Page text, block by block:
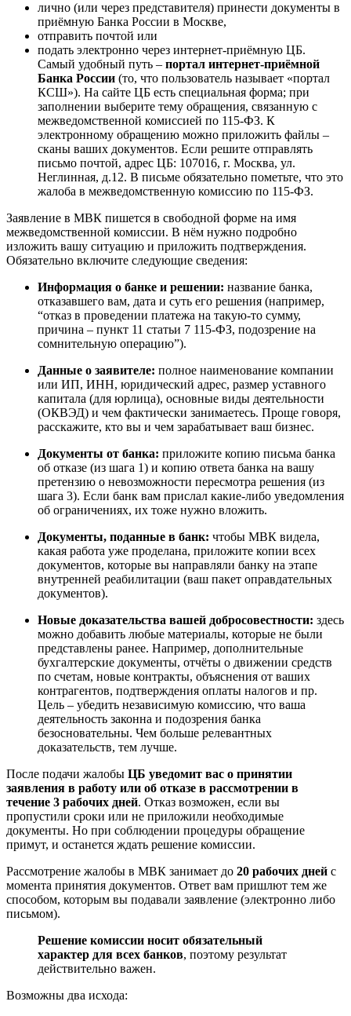
лично (или через представителя) принести документы в
приёмную Банка России в Москве,
отправить почтой или
подать электронно через интернет-приёмную ЦБ.
Самый удобный путь – портал интернет-приёмной
Банка России (то, что пользователь называет «портал
КСШ»). На сайте ЦБ есть специальная форма; при
заполнении выберите тему обращения, связанную с
межведомственной комиссией по 115-ФЗ. К
электронному обращению можно приложить файлы –
сканы ваших документов. Если решите отправлять
письмо почтой, адрес ЦБ: 107016, г. Москва, ул.
Неглинная, д.12. В письме обязательно пометьте, что это
жалоба в межведомственную комиссию по 115-ФЗ.
Заявление в МВК пишется в свободной форме на имя
межведомственной комиссии. В нём нужно подробно
изложить вашу ситуацию и приложить подтверждения.
Обязательно включите следующие сведения:
Информация о банке и решении: название банка,
отказавшего вам, дата и суть его решения (например,
“отказ в проведении платежа на такую-то сумму,
причина – пункт 11 статьи 7 115-ФЗ, подозрение на
сомнительную операцию”).
Данные о заявителе: полное наименование компании
или ИП, ИНН, юридический адрес, размер уставного
капитала (для юрлица), основные виды деятельности
(ОКВЭД) и чем фактически занимаетесь. Проще говоря,
расскажите, кто вы и чем зарабатывает ваш бизнес.
Документы от банка: приложите копию письма банка
об отказе (из шага 1) и копию ответа банка на вашу
претензию о невозможности пересмотра решения (из
шага 3). Если банк вам прислал какие-либо уведомления
об ограничениях, их тоже нужно вложить.
Документы, поданные в банк: чтобы МВК видела,
какая работа уже проделана, приложите копии всех
документов, которые вы направляли банку на этапе
внутренней реабилитации (ваш пакет оправдательных
документов).
Новые доказательства вашей добросовестности: здесь
можно добавить любые материалы, которые не были
представлены ранее. Например, дополнительные
бухгалтерские документы, отчёты о движении средств
по счетам, новые контракты, объяснения от ваших
контрагентов, подтверждения оплаты налогов и пр.
Цель – убедить независимую комиссию, что ваша
деятельность законна и подозрения банка
безосновательны. Чем больше релевантных
доказательств, тем лучше.
После подачи жалобы ЦБ уведомит вас о принятии
заявления в работу или об отказе в рассмотрении в
течение 3 рабочих дней. Отказ возможен, если вы
пропустили сроки или не приложили необходимые
документы. Но при соблюдении процедуры обращение
примут, и останется ждать решение комиссии.
Рассмотрение жалобы в МВК занимает до 20 рабочих дней с
момента принятия документов. Ответ вам пришлют тем же
способом, которым вы подавали заявление (электронно либо
письмом).
Решение комиссии носит обязательный
характер для всех банков, поэтому результат
действительно важен.
Возможны два исхода: